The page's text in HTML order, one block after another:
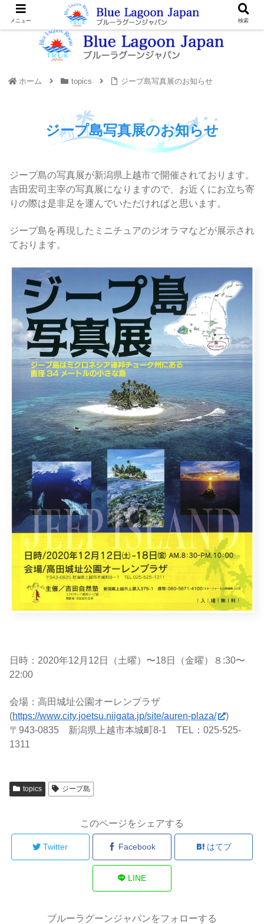
ホーム topics ジープ島写真展のお知らせ
ジープ島写真展のお知らせ
ジープ島の写真展が新潟県上越市で開催されております。
吉田宏司主宰の写真展になりますので、お近くにお立ち寄
りの際は是非足を運んでいただければと思います。
ジープ島を再現したミニチュアのジオラマなどが展示され
ております。
日時：2020年12月12日（土曜）〜18日（金曜）８:30〜
22:00
会場：高田城址公園オーレンプラザ
(https://www.city.joetsu.niigata.jp/site/auren-plaza/
)
〒943-0835 新潟県上越市本城町8-1 TEL：025-525-
1311
topics ジープ島
このページをシェアする
Twitter Facebook はてブ
LINE
ブルーラグーンジャパンをフォローする
メニュー 検索